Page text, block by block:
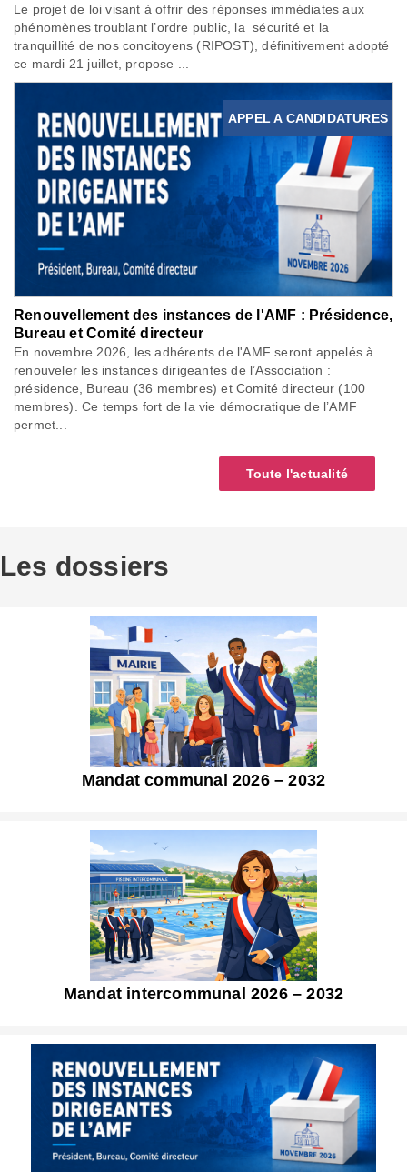
Le projet de loi visant à offrir des réponses immédiates aux
phénomènes troublant l’ordre public, la sécurité et la
tranquillité de nos concitoyens (RIPOST), définitivement adopté
ce mardi 21 juillet, propose ...
APPEL A CANDIDATURES
Renouvellement des instances de l'AMF : Présidence,
Bureau et Comité directeur
En novembre 2026, les adhérents de l'AMF seront appelés à
renouveler les instances dirigeantes de l’Association :
présidence, Bureau (36 membres) et Comité directeur (100
membres). Ce temps fort de la vie démocratique de l’AMF
permet...
Toute l'actualité
Les dossiers
Mandat communal 2026 – 2032
Mandat intercommunal 2026 – 2032